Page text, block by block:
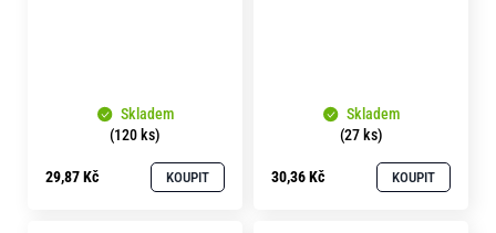
Skladem
(120 ks)
29,87 Kč KOUPIT
Skladem
(27 ks)
30,36 Kč KOUPIT